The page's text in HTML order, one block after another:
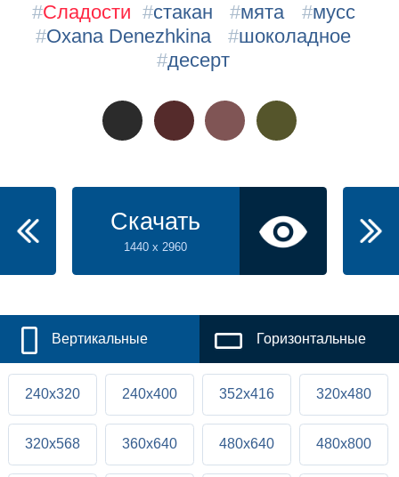
#Сладости #стакан #мята #мусс
#Oxana Denezhkina #шоколадное
#десерт
Скачать
1440 x 2960
Вертикальные Горизонтальные
240x320 240x400 352x416 320x480
320x568 360x640 480x640 480x800